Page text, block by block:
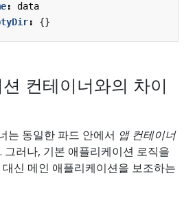
:
data
: {}
컨테이너와의 차이
는 동일한 파드 안에서 앱 컨테이너
그러나, 기본 애플리케이션 로직을
신 메인 애플리케이션을 보조하는